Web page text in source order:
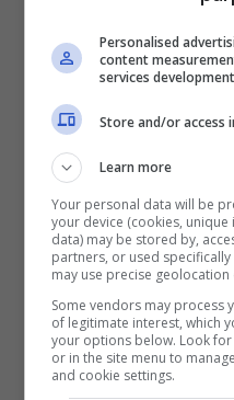
vitello con
Questi
proprie
stesso, dal
Pasticciotti
colazione
senza questi
ripieni di
Friselle:
Personalised
content
services development
Store and/or access
Learn more
Your personal data will be
your device (cookies,
data) may be stored by,
partners, or used
may use precise geolocation
Some vendors may process
of legitimate interest, which
your options below. Look
or in the site menu to
and cookie settings.